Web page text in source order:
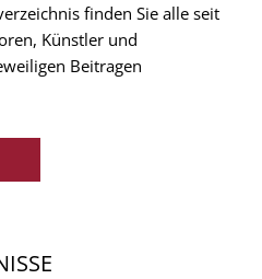
finden Sie alle seit
Künstler und
Beitragen